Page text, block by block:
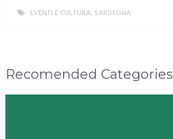
EVENTI E CULTURA, SARDEGNA
Recomended Categories